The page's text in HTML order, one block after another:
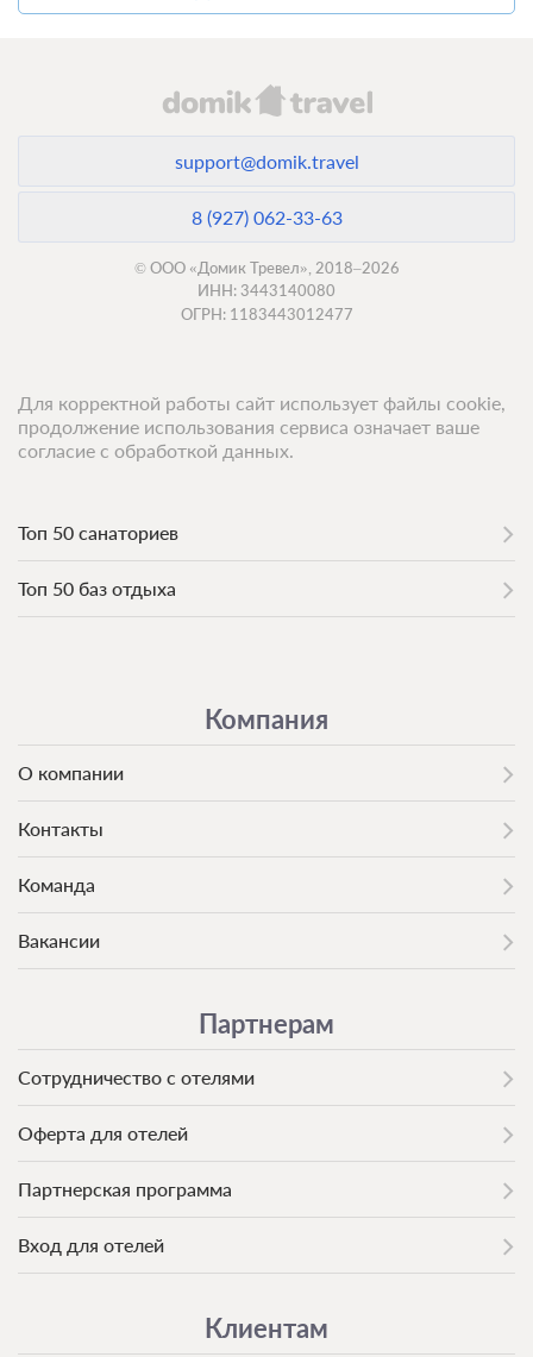
support@domik.travel
8 (927) 062-33-63
© ООО «Домик Тревел», 2018–2026
ИНН: 3443140080
ОГРН: 1183443012477
Топ 50 санаториев
Топ 50 баз отдыха
Компания
О компании
Контакты
Команда
Вакансии
Партнерам
Сотрудничество с отелями
Оферта для отелей
Партнерская программа
Вход для отелей
Клиентам
Для корректной работы сайт использует файлы cookie,
продолжение использования сервиса означает ваше
согласие с обработкой данных.